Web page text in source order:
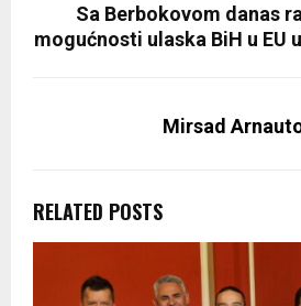
Sa Berbokovom danas
mogućnosti ulaska BiH u EU
Mirsad
RELATED POSTS